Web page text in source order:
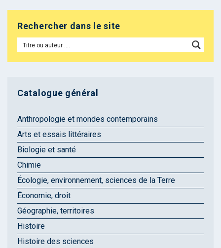
Rechercher dans le site
Catalogue général
Anthropologie et mondes contemporains
Arts et essais littéraires
Biologie et santé
Chimie
Écologie, environnement, sciences de la Terre
Économie, droit
Géographie, territoires
Histoire
Histoire des sciences